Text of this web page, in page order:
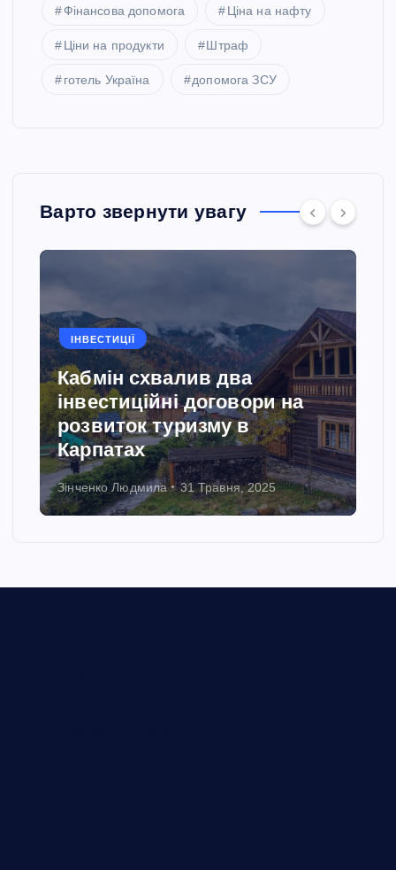
Фінансова допомога Ціна на нафту
Ціни на продукти Штраф
готель Україна допомога ЗСУ
Варто звернути увагу
ІНВЕСТИЦІЇ
Кабмін схвалив два
інвестиційні договори на
розвиток туризму в
Карпатах
Зінченко Людмила 31 Травня, 2025